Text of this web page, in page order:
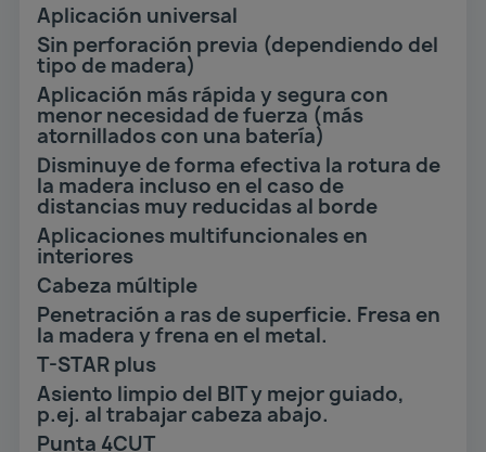
Aplicación universal
Sin perforación previa (dependiendo del
tipo de madera)
Aplicación más rápida y segura con
menor necesidad de fuerza (más
atornillados con una batería)
Disminuye de forma efectiva la rotura de
la madera incluso en el caso de
distancias muy reducidas al borde
Aplicaciones multifuncionales en
interiores
Cabeza múltiple
Penetración a ras de superficie. Fresa en
la madera y frena en el metal.
T-STAR plus
Asiento limpio del BIT y mejor guiado,
p.ej. al trabajar cabeza abajo.
Punta 4CUT